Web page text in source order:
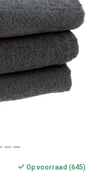
Op voorraad (645)